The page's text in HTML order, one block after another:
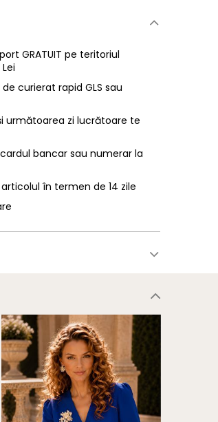
GRATUIT pe teritoriul
curierat rapid GLS sau
următoarea zi lucrătoare te
bancar sau numerar la
în termen de 14 zile